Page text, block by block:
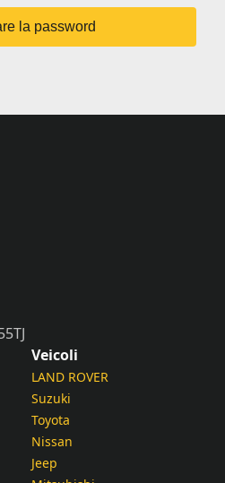
la password
Veicoli
LAND ROVER
Suzuki
Toyota
Nissan
Jeep